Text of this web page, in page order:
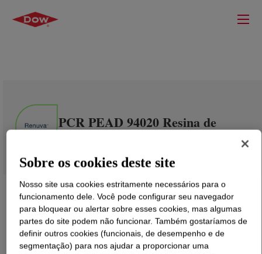
PCR PEAD 94020 Resina de
Polietileno Experimental
Sobre os cookies deste site
Nosso site usa cookies estritamente necessários para o
funcionamento dele. Você pode configurar seu navegador
para bloquear ou alertar sobre esses cookies, mas algumas
partes do site podem não funcionar. Também gostaríamos de
definir outros cookies (funcionais, de desempenho e de
segmentação) para nos ajudar a proporcionar uma